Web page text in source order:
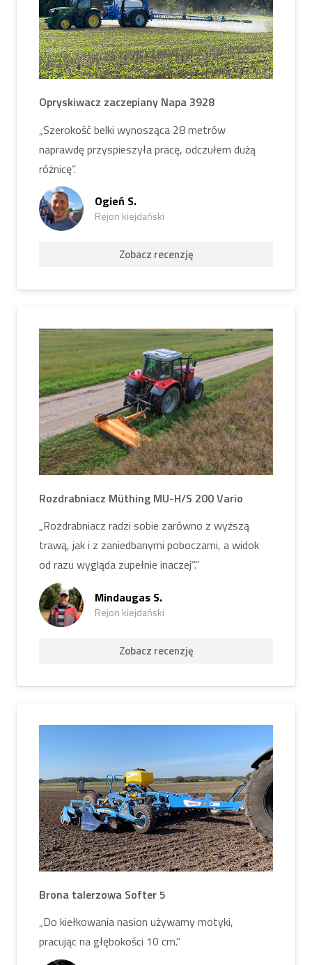
pola wysokiej jakości uprawą pasową, ale także
maksymalnie przetestować jakość siewu. Jeśli
interesują Cię opcje wynajmu lub inny sprzęt, który
oferujemy, znajdziesz pełną listę sprzętu do
Opryskiwacz zaczepiany Napa 3928
„Szerokość belki wynosząca 28 metrów
naprawdę przyspieszyła pracę, odczułem dużą
różnicę”.
Ogień S.
Rejon kiejdański
Zobacz recenzję
Rozdrabniacz Müthing MU-H/S 200 Vario
„Rozdrabniacz radzi sobie zarówno z wyższą
trawą, jak i z zaniedbanymi poboczami, a widok
od razu wygląda zupełnie inaczej“.“
Mindaugas S.
Rejon kiejdański
Zobacz recenzję
Brona talerzowa Softer 5
„Do kiełkowania nasion używamy motyki,
pracując na głębokości 10 cm.”